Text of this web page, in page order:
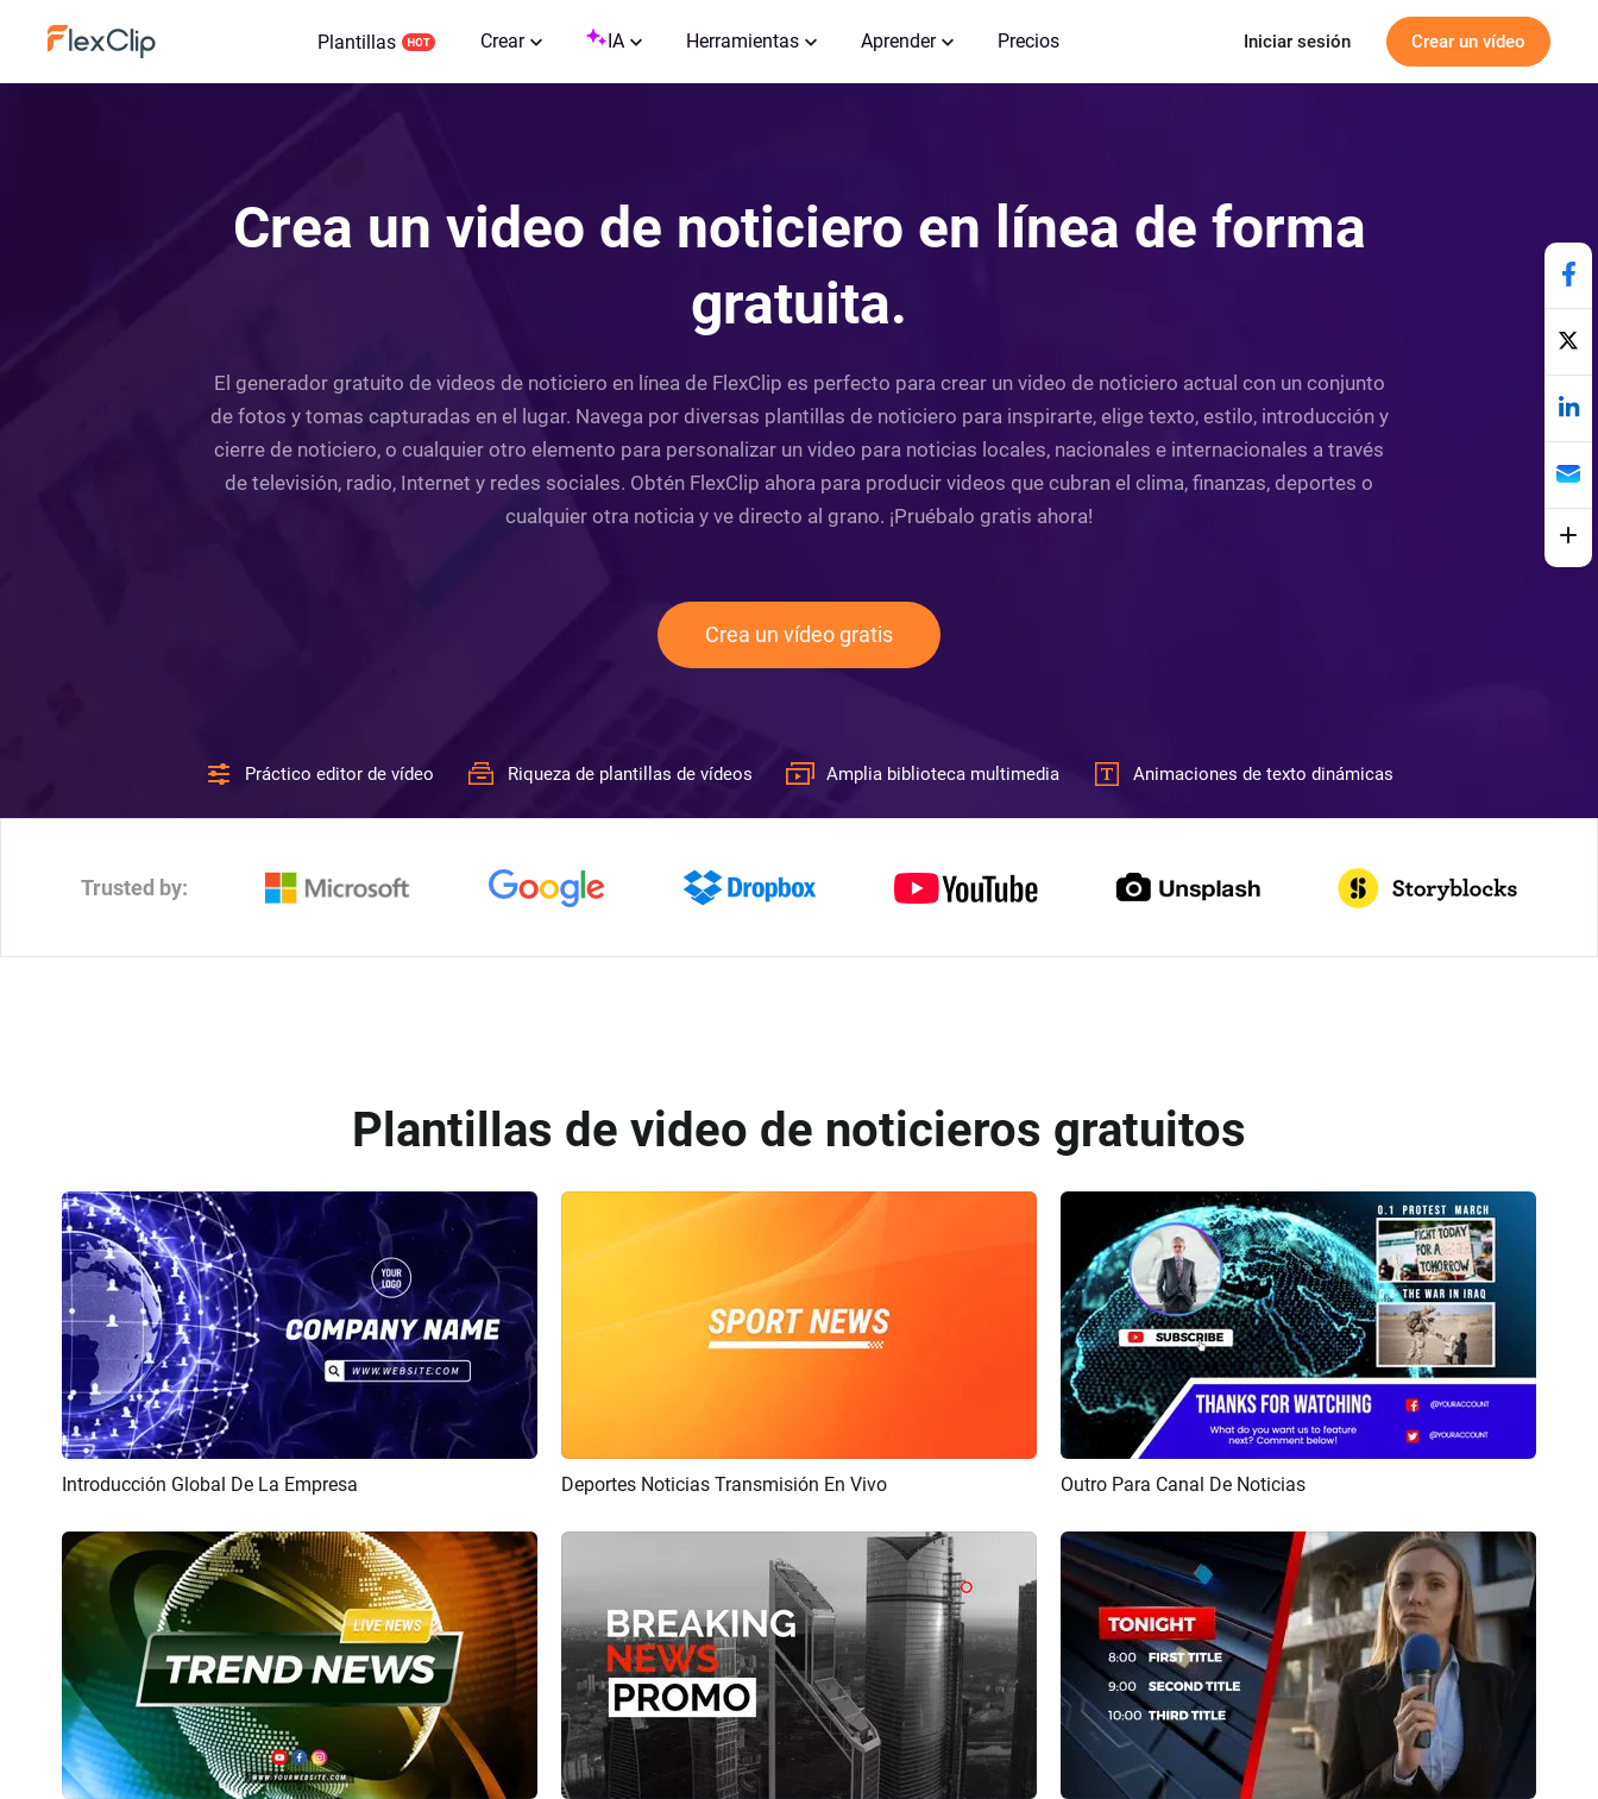
Plantillas Crear IA Herramientas Aprender Precios Iniciar sesión Crear un vídeo
Crea un video de noticiero en línea de forma
gratuita.
El generador gratuito de videos de noticiero en línea de FlexClip es perfecto para crear un video de noticiero actual con un conjunto
de fotos y tomas capturadas en el lugar. Navega por diversas plantillas de noticiero para inspirarte, elige texto, estilo, introducción y
cierre de noticiero, o cualquier otro elemento para personalizar un video para noticias locales, nacionales e internacionales a través
de televisión, radio, Internet y redes sociales. Obtén FlexClip ahora para producir videos que cubran el clima, finanzas, deportes o
cualquier otra noticia y ve directo al grano. ¡Pruébalo gratis ahora!
Crea un vídeo gratis
Práctico editor de vídeo Riqueza de plantillas de vídeos Amplia biblioteca multimedia Animaciones de texto dinámicas
Trusted by:
Plantillas de video de noticieros gratuitos
Previsualizar Personalizar
Introducción Global De La Empresa Previsualizar Crear IA
Deportes Noticias Transmisión En Vivo Previsualizar
Outro Para Canal De Noticias